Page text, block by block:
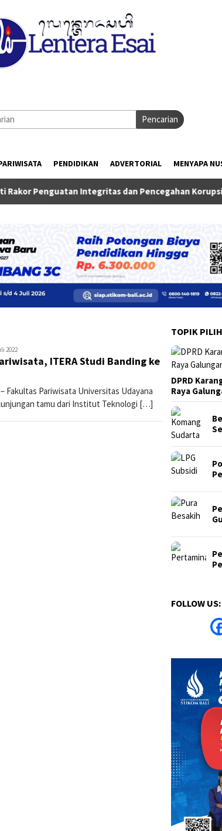
Pencarian
PENDIDIKAN ADVERTORIAL MENYAPA
Integritas dan Pencegahan Korupsi di Surabaya
2022
ITERA Studi Banding ke
Fakultas Pariwisata Universitas Udayana
tamu dari Institut Teknologi […]
TOPIK
DPRD
Raya
FOLLOW US: